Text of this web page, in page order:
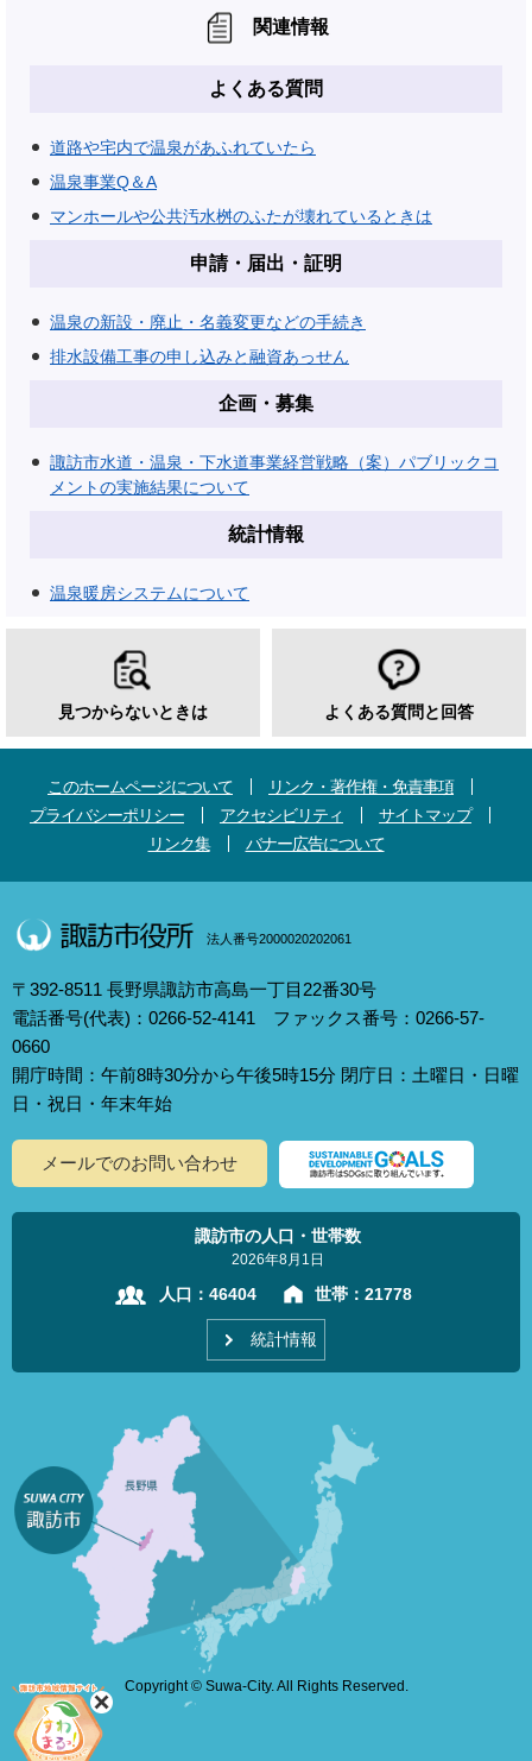
関連情報
よくある質問
道路や宅内で温泉があふれていたら
温泉事業Q＆A
マンホールや公共汚水桝のふたが壊れているときは
申請・届出・証明
温泉の新設・廃止・名義変更などの手続き
排水設備工事の申し込みと融資あっせん
企画・募集
諏訪市水道・温泉・下水道事業経営戦略（案）パブリックコ
メントの実施結果について
統計情報
温泉暖房システムについて
見つからないときは よくある質問と回答
このホームページについて
リンク・著作権・免責事項
プライバシーポリシー
アクセシビリティ
サイトマップ
リンク集
バナー広告について
法人番号2000020202061
〒392-8511 長野県諏訪市高島一丁目22番30号
電話番号(代表)：0266-52-4141 ファックス番号：0266-57-
0660
開庁時間：午前8時30分から午後5時15分 閉庁日：土曜日・日曜
日・祝日・年末年始
メールでのお問い合わせ
諏訪市の人口・世帯数
2026年8月1日
人口： 46404 世帯： 21778
統計情報
Copyright © Suwa-City. All Rights Reserved.